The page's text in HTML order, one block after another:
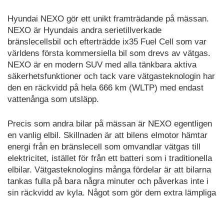
Hyundai NEXO gör ett unikt framträdande på mässan.
NEXO är Hyundais andra serietillverkade
bränslecellsbil och efterträdde ix35 Fuel Cell som var
världens första kommersiella bil som drevs av vätgas.
NEXO är en modern SUV med alla tänkbara aktiva
säkerhetsfunktioner och tack vare vätgasteknologin har
den en räckvidd på hela 666 km (WLTP) med endast
vattenånga som utsläpp.
Precis som andra bilar på mässan är NEXO egentligen
en vanlig elbil. Skillnaden är att bilens elmotor hämtar
energi från en bränslecell som omvandlar vätgas till
elektricitet, istället för från ett batteri som i traditionella
elbilar. Vätgasteknologins många fördelar är att bilarna
tankas fulla på bara några minuter och påverkas inte i
sin räckvidd av kyla. Något som gör dem extra lämpliga